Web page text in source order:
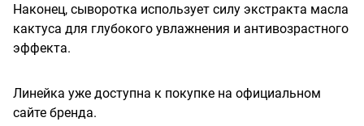
Наконец, сыворотка использует силу экстракта масла
кактуса для глубокого увлажнения и антивозрастного
эффекта.
Линейка уже доступна к покупке на официальном
сайте бренда.